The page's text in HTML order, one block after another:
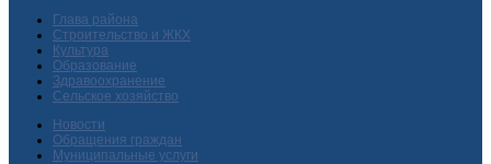
Глава района
Строительство и ЖКХ
Культура
Образование
Здравоохранение
Сельское хозяйство
Новости
Обращения граждан
Муниципальные услуги